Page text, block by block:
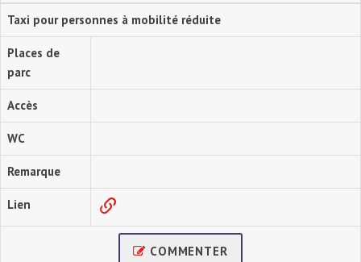
Taxi pour personnes à mobilité réduite
Places de
parc
Accès
WC
Remarque
Lien
COMMENTER